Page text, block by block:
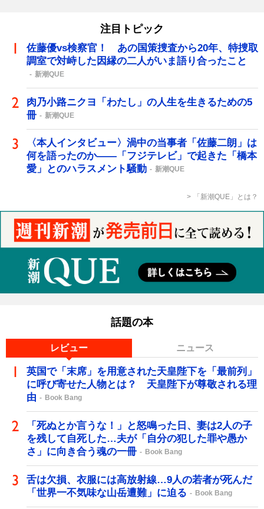
注目トピック
佐藤優vs検察官！ あの国策捜査から20年、特捜取
調室で対峙した因縁の二人がいま語り合ったこと
新潮QUE
肉乃小路ニクヨ「わたし」の人生を生きるための5
冊
新潮QUE
〈本人インタビュー〉渦中の当事者「佐藤二朗」は
何を語ったのか――「フジテレビ」で起きた「橋本
愛」とのハラスメント騒動
新潮QUE
「新潮QUE」とは？
話題の本
レビュー ニュース
英国で「末席」を用意された天皇陛下を「最前列」
に呼び寄せた人物とは？ 天皇陛下が尊敬される理
由
Book Bang
「死ぬとか言うな！」と怒鳴った日、妻は2人の子
を残して自死した…夫が「自分の犯した罪や愚か
さ」に向き合う魂の一冊
Book Bang
舌は欠損、衣服には高放射線…9人の若者が死んだ
「世界一不気味な山岳遭難」に迫る
Book Bang